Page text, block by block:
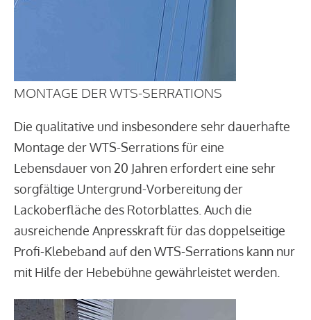
MONTAGE DER WTS-SERRATIONS
Die qualitative und insbesondere sehr dauerhafte
Montage der WTS-Serrations für eine
Lebensdauer von 20 Jahren erfordert eine sehr
sorgfältige Untergrund-Vorbereitung der
Lackoberfläche des Rotorblattes. Auch die
ausreichende Anpresskraft für das doppelseitige
Profi-Klebeband auf den WTS-Serrations kann nur
mit Hilfe der Hebebühne gewährleistet werden.